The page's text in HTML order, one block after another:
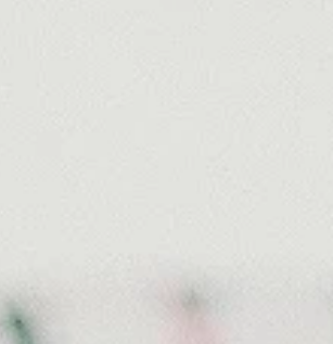
czasach sprawiła, że na rynku, niemalże
w każdej branży, panuje bardzo duża